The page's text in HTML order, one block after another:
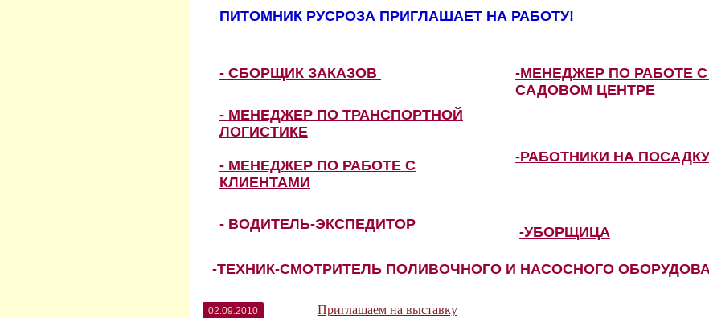
ПИТОМНИК РУСРОЗА ПРИГЛАШАЕТ НА РАБОТУ!
- СБОРЩИК ЗАКАЗОВ
-МЕНЕДЖЕР ПО РАБОТЕ
САДОВОМ ЦЕНТРЕ
- МЕНЕДЖЕР ПО ТРАНСПОРТНОЙ
ЛОГИСТИКЕ
- МЕНЕДЖЕР ПО РАБОТЕ С
КЛИЕНТАМИ
-РАБОТНИКИ НА
- ВОДИТЕЛЬ-ЭКСПЕДИТОР -УБОРЩИЦА
-ТЕХНИК-СМОТРИТЕЛЬ ПОЛИВОЧНОГО И НАСОСНОГО
02.09.2010 Приглашаем на выставку